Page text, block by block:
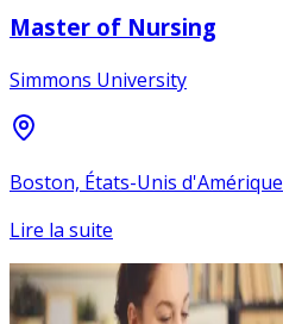
Master of Nursing
Simmons University
Boston, États-Unis d'Amérique
Lire la suite